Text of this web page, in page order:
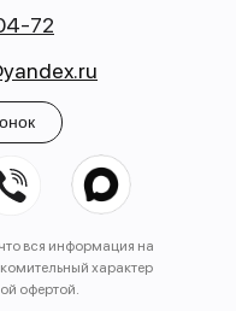
72
вся информация на
характер
офертой.